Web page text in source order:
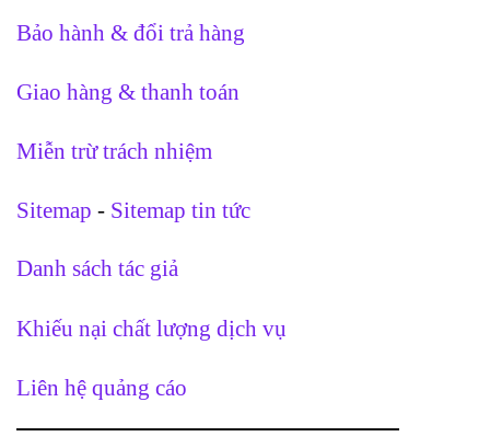
Bảo hành & đổi trả hàng
Giao hàng & thanh toán
Miễn trừ trách nhiệm
Sitemap - Sitemap tin tức
Danh sách tác giả
Khiếu nại chất lượng dịch vụ
Liên hệ quảng cáo